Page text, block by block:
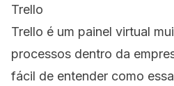
Trello
Trello é um painel virtual
processos dentro da
fácil de entender como